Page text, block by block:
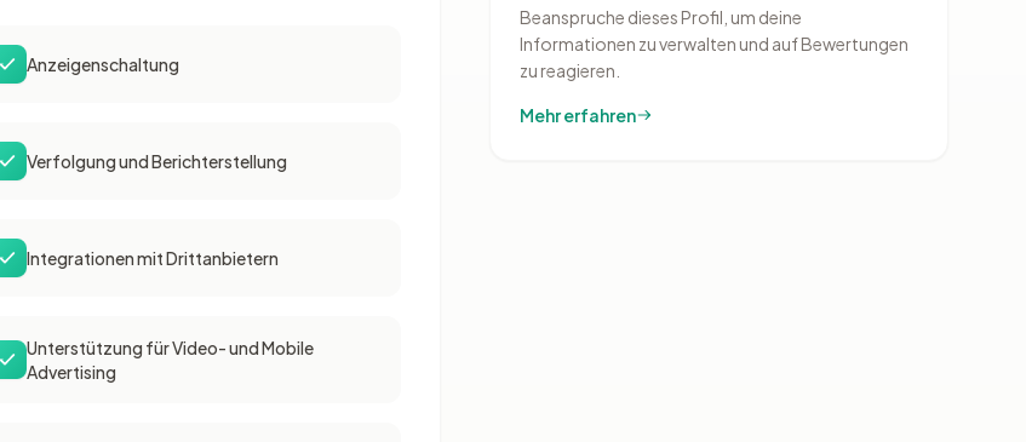
Anzeigenschaltung
Verfolgung und Berichterstellung
Integrationen mit Drittanbietern
Unterstützung für Video- und Mobile
Advertising
Beanspruche dieses Profil, um deine
Informationen zu verwalten und auf Bewertungen
zu reagieren.
Mehr erfahren